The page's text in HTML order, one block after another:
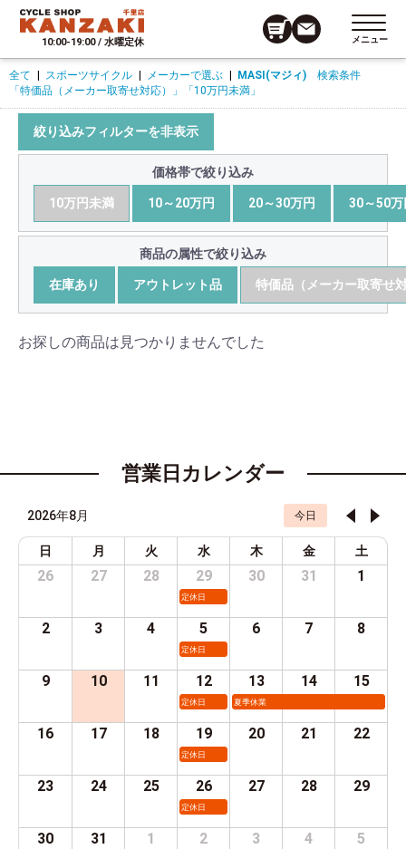
10:00-19:00 / 水曜定休 メニュー
全て スポーツサイクル メーカーで選ぶ MASI(マジィ) 検索条件
「特価品（メーカー取寄せ対応）」
「10万円未満」
絞り込みフィルターを非表示
価格帯で絞り込み
10万円未満 10～20万円 20～30万円 30～50万
商品の属性で絞り込み
在庫あり アウトレット品 特価品（メーカー取寄せ
お探しの商品は見つかりませんでした
営業日カレンダー
2026年8月 今日
日 月 火 水 木 金 土
26 27 28 29
定休日
30 31 1
2 3 4 5
定休日
6 7 8
9 10 11 12
定休日
13
夏季休業
14 15
16 17 18 19
定休日
20 21 22
23 24 25 26
定休日
27 28 29
30 31 1 2 3 4 5